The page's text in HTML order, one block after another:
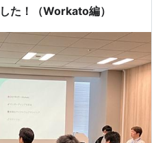
た！（Workato編）